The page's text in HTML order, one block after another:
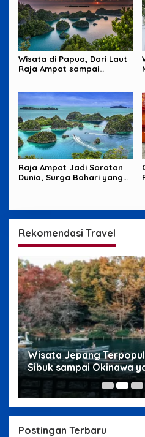
Wisata di Papua, Dari Laut
Raja Ampat sampai
Raja Ampat Jadi Sorotan
Dunia, Surga Bahari yang
Rekomendasi Travel
Wisata Jepang
Sibuk sampai Okinawa
Postingan Terbaru